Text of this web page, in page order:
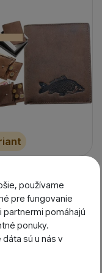
používame
pre fungovanie
pomáhajú
ponuky.
sú u nás v
V
/ Ihneď na
32,69
29,42